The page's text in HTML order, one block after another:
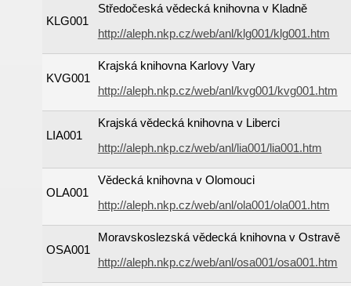
KLG001
Středočeská vědecká knihovna v Kladně
http://aleph.nkp.cz/web/anl/klg001/klg001.htm
KVG001
Krajská knihovna Karlovy Vary
http://aleph.nkp.cz/web/anl/kvg001/kvg001.htm
LIA001
Krajská vědecká knihovna v Liberci
http://aleph.nkp.cz/web/anl/lia001/lia001.htm
OLA001
Vědecká knihovna v Olomouci
http://aleph.nkp.cz/web/anl/ola001/ola001.htm
OSA001
Moravskoslezská vědecká knihovna v Ostravě
http://aleph.nkp.cz/web/anl/osa001/osa001.htm